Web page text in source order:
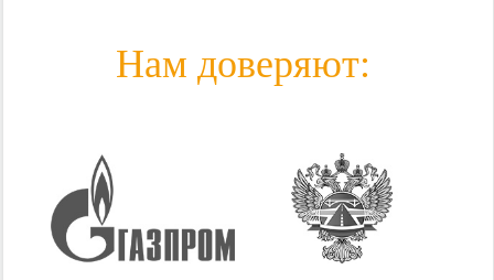
Нам доверяют: